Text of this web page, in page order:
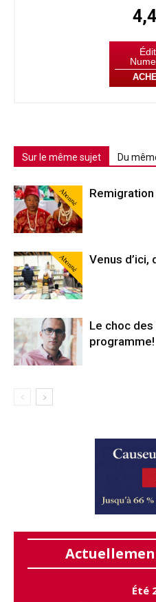
Sur le même sujet Du
Abonné
Abonné Venus d’ici,
Le choc
programme!
Été